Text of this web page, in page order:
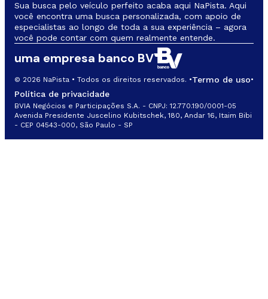
Sua busca pelo veículo perfeito acaba aqui NaPista. Aqui
você encontra uma busca personalizada, com apoio de
especialistas ao longo de toda a sua experiência – agora
você pode contar com quem realmente entende.
© 2026 NaPista • Todos os direitos reservados. •Termo de uso•
Política de privacidade
BVIA Negócios e Participações S.A. - CNPJ: 12.770.190/0001-05
Avenida Presidente Juscelino Kubitschek, 180, Andar 16, Itaim Bibi
- CEP 04543-000, São Paulo - SP
uma empresa banco BV